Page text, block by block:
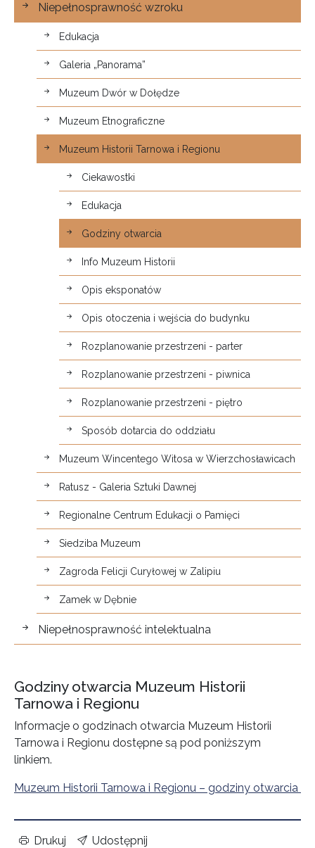
Niepełnosprawność wzroku
Edukacja
Galeria „Panorama”
Muzeum Dwór w Dołędze
Muzeum Etnograficzne
Muzeum Historii Tarnowa i Regionu
Ciekawostki
Edukacja
Godziny otwarcia
Info Muzeum Historii
Opis eksponatów
Opis otoczenia i wejścia do budynku
Rozplanowanie przestrzeni - parter
Rozplanowanie przestrzeni - piwnica
Rozplanowanie przestrzeni - piętro
Sposób dotarcia do oddziału
Muzeum Wincentego Witosa w Wierzchosławicach
Ratusz - Galeria Sztuki Dawnej
Regionalne Centrum Edukacji o Pamięci
Siedziba Muzeum
Zagroda Felicji Curyłowej w Zalipiu
Zamek w Dębnie
Niepełnosprawność intelektualna
Godziny otwarcia Muzeum Historii
Tarnowa i Regionu
Informacje o godzinach otwarcia Muzeum Historii
Tarnowa i Regionu dostępne są pod poniższym
linkiem.
Muzeum Historii Tarnowa i Regionu – godziny otwarcia
Drukuj Udostępnij